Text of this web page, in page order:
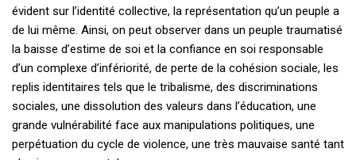
évident sur l’identité collective, la représentation qu’un peuple a
de lui même. Ainsi, on peut observer dans un peuple traumatisé
la baisse d’estime de soi et la confiance en soi responsable
d’un complexe d’infériorité, de perte de la cohésion sociale, les
replis identitaires tels que le tribalisme, des discriminations
sociales, une dissolution des valeurs dans l’éducation, une
grande vulnérabilité face aux manipulations politiques, une
perpétuation du cycle de violence, une très mauvaise santé tant